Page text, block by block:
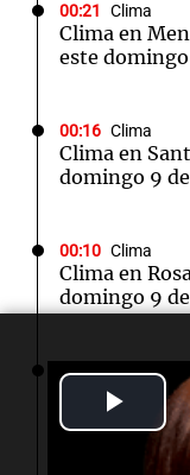
00:21 Clima
Clima en
este
00:16 Clima
Clima en
domingo 9
00:10 Clima
Clima en
domingo 9
00:05 Clima
Clima en
domingo 9